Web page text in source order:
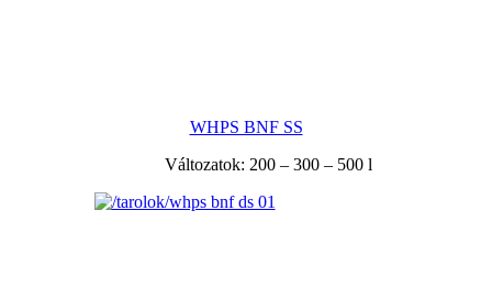
WHPS BNF SS
Változatok: 200 – 300 – 500 l